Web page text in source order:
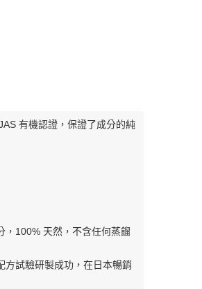
有機認證，保證了成分的純
，100% 天然，不含任何蒸餾
方試驗研製成功，在日本暢銷